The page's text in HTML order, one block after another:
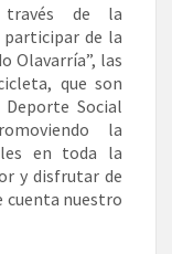
través de la
participar de la
Olavarría”, las
que son
Social
la
en toda la
y disfrutar de
cuenta nuestro